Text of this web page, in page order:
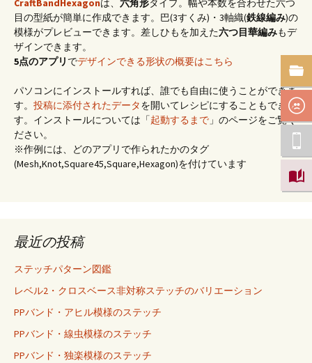
CraftBandHexagonは、 六角形タイプ。幅や本数を合わせた六つ
目の型紙が簡単に作成できます。巴(3すくみ)・3軸織(鉄線編み)の
模様がプレビューできます。差しひもを加えた六つ目華編みもデ
ザインできます。
5点のアプリ でデザインできる形状の概要はこちら
パソコンにインストールすれば、誰でも自由に使うことができま
す。 投稿に添付されたデータを開いてレシピにすることもできま
す。インストールについては「起動するまで 」のページをご覧く
ださい。
※作例には、どのアプリで作られたかのタグ
(Mesh,Knot,Square45,Square,Hexagon)を付けています
最近の投稿
ステッチパターン図鑑
レベル2・クロスベース非対称ステッチのバリエーション
PPバンド・アヒル模様のステッチ
PPバンド・線虫模様のステッチ
PPバンド・独楽模様のステッチ